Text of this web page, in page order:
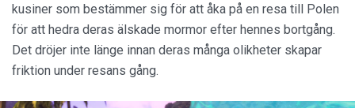
kusiner som bestämmer sig för att åka på en resa till Polen
för att hedra deras älskade mormor efter hennes bortgång.
Det dröjer inte länge innan deras många olikheter skapar
friktion under resans gång.